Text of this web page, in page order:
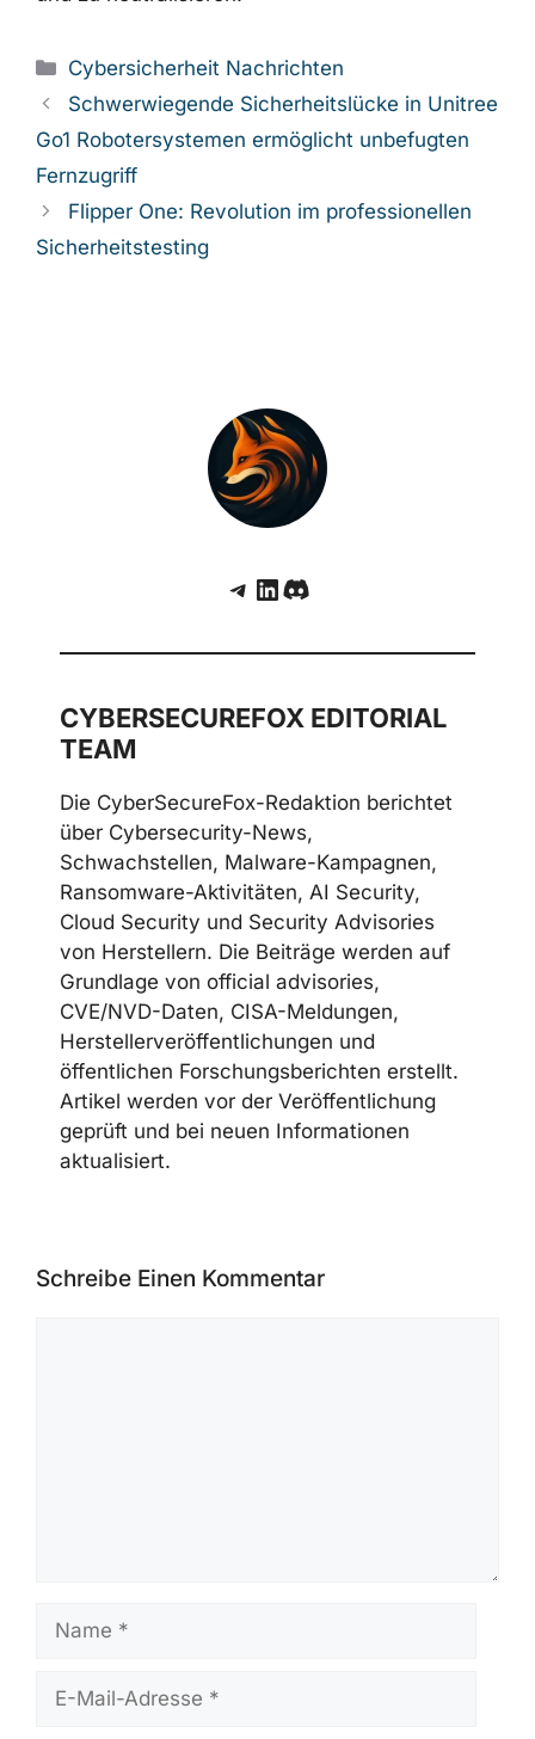
Kategorien
Cybersicherheit Nachrichten
Schwerwiegende Sicherheitslücke in Unitree
Go1 Robotersystemen ermöglicht unbefugten
Fernzugriff
Flipper One: Revolution im professionellen
Sicherheitstesting
Telegram
LinkedIn
Discord
CYBERSECUREFOX EDITORIAL
TEAM
Die CyberSecureFox-Redaktion berichtet
über Cybersecurity-News,
Schwachstellen, Malware-Kampagnen,
Ransomware-Aktivitäten, AI Security,
Cloud Security und Security Advisories
von Herstellern. Die Beiträge werden auf
Grundlage von official advisories,
CVE/NVD-Daten, CISA-Meldungen,
Herstellerveröffentlichungen und
öffentlichen Forschungsberichten erstellt.
Artikel werden vor der Veröffentlichung
geprüft und bei neuen Informationen
aktualisiert.
Schreibe Einen Kommentar
Name